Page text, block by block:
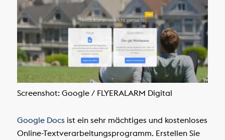
Screenshot: Google / FLYERALARM Digital
Google Docs ist ein sehr mächtiges und kostenloses
Online-Textverarbeitungsprogramm. Erstellen Sie